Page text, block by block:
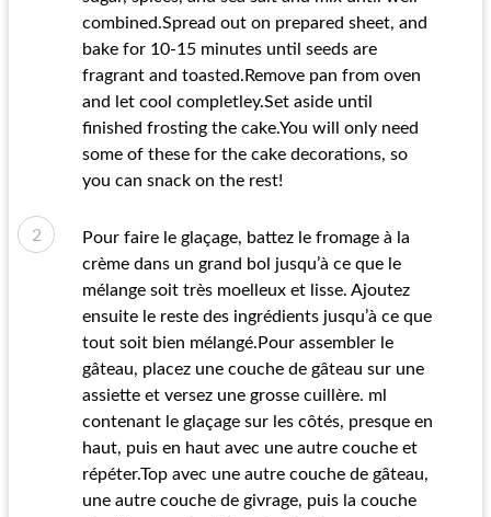
combined.Spread out on prepared sheet, and
bake for 10-15 minutes until seeds are
fragrant and toasted.Remove pan from oven
and let cool completley.Set aside until
finished frosting the cake.You will only need
some of these for the cake decorations, so
you can snack on the rest!
Pour faire le glaçage, battez le fromage à la
crème dans un grand bol jusqu’à ce que le
mélange soit très moelleux et lisse. Ajoutez
ensuite le reste des ingrédients jusqu’à ce que
tout soit bien mélangé.Pour assembler le
gâteau, placez une couche de gâteau sur une
assiette et versez une grosse cuillère. ml
contenant le glaçage sur les côtés, presque en
haut, puis en haut avec une autre couche et
répéter.Top avec une autre couche de gâteau,
une autre couche de givrage, puis la couche